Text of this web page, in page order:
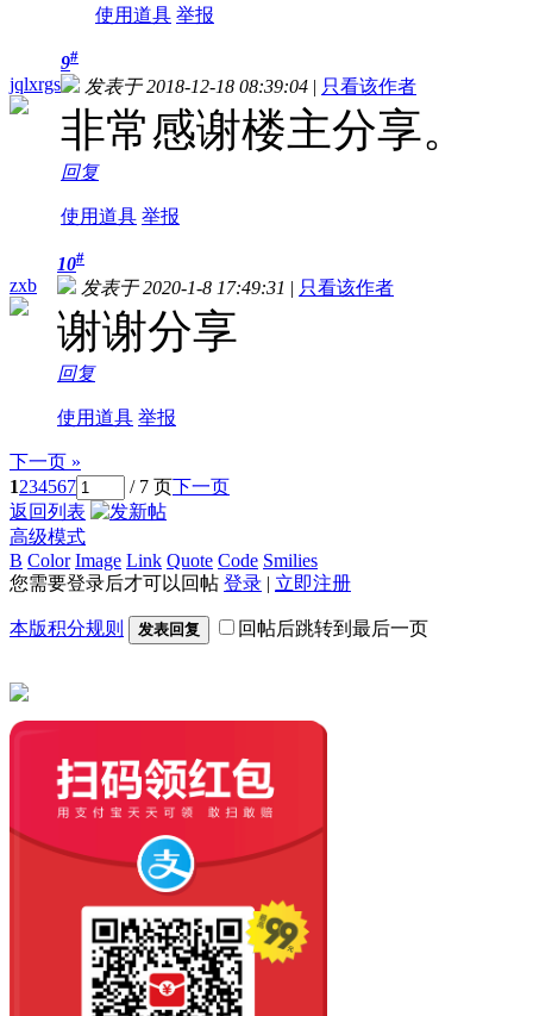
使用道具 举报
jqlxrgs
9#
发表于 2018-12-18 08:39:04 | 只看该作者
非常感谢楼主分享。
回复
使用道具 举报
zxb
10#
发表于 2020-1-8 17:49:31 | 只看该作者
谢谢分享
回复
使用道具 举报
下一页 »
1234567 / 7 页下一页
返回列表
高级模式
B Color Image Link Quote Code Smilies
您需要登录后才可以回帖 登录 | 立即注册
本版积分规则 发表回复 回帖后跳转到最后一页